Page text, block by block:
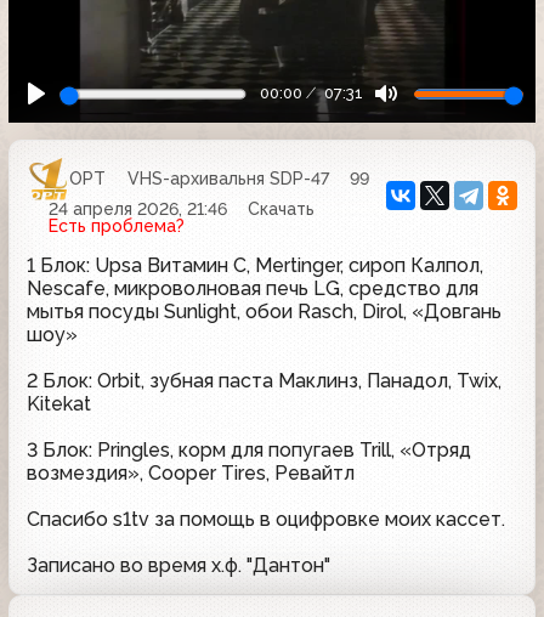
00:00 07:31
ОРТ VHS-архивальня SDP-47
99
24 апреля 2026, 21:46
Скачать
Есть проблема?
1 Блок: Upsa Витамин C, Mertinger, сироп Калпол,
Nescafe, микроволновая печь LG, средство для
мытья посуды Sunlight, обои Rasch, Dirol, «Довгань
шоу»
2 Блок: Orbit, зубная паста Маклинз, Панадол, Twix,
Kitekat
3 Блок: Pringles, корм для попугаев Trill, «Отряд
возмездия», Cooper Tires, Ревайтл
Спасибо s1tv за помощь в оцифровке моих кассет.
Записано во время х.ф. "Дантон"